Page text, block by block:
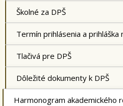
Školné za DPŠ
Termín prihlásenia a prihláška
Tlačivá pre DPŠ
Dôležité dokumenty k DPŠ
Harmonogram akademického